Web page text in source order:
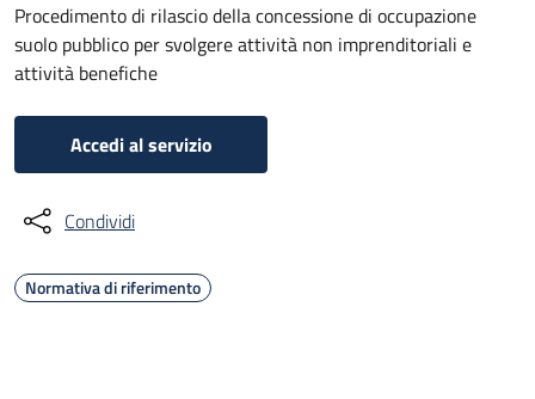
Procedimento di rilascio della concessione di occupazione
suolo pubblico per svolgere attività non imprenditoriali e
attività benefiche
Accedi al servizio
Condividi
Normativa di riferimento